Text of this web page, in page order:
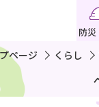
防災
ページ くらし